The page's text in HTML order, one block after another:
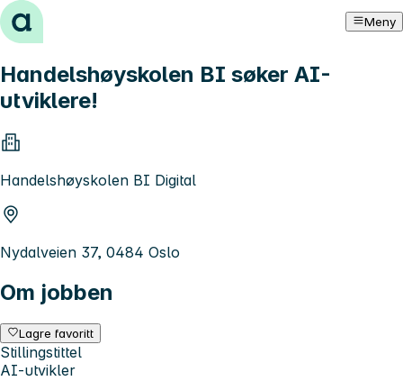
Hopp til innhold Meny
Handelshøyskolen BI søker AI-
utviklere!
Handelshøyskolen BI Digital
Nydalveien 37, 0484 Oslo
Om jobben
Lagre favoritt
Stillingstittel
AI-utvikler